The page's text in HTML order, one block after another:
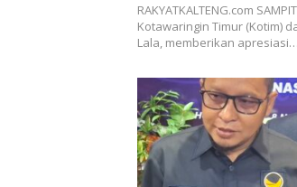
RAKYATKALTENG.com
Kotawaringin Timur (Kotim)
Lala, memberikan apresiasi…